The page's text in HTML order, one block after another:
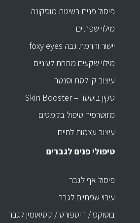
פיסול פנים בשיטת מוסקונה
מילוי שפתיים
יישור והרמת גבה foxy eyes
מילוי שקעים מתחת לעיניים
עיצוב קו לסת וסנטר
סקין בוסטר – Skin Booster
מזוטרפיה טיפול בקמטים
עיצוב עצמות לחיים
טיפולי פנים לגברים
פיסול אף לגבר
עיבוי שפתיים לגבר
בוטוקס / דיספורט / קסיאומין לגבר